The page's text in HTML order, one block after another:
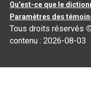
Qu’est-ce que le
Paramètres des
Tous droits réservés
contenu :2026-08-03